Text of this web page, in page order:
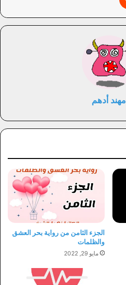
مهند أدهم
الجزء الثامن من رواية بحر العشق
والظلمات
مايو 29, 2022